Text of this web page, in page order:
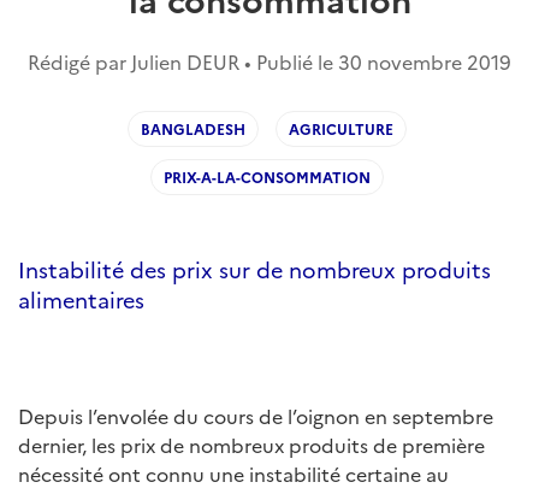
Rédigé par Julien DEUR • Publié le 30 novembre 2019
BANGLADESH AGRICULTURE
PRIX-A-LA-CONSOMMATION
Instabilité des prix sur de nombreux produits
alimentaires
Depuis l’envolée du cours de l’oignon en septembre
dernier, les prix de nombreux produits de première
nécessité ont connu une instabilité certaine au